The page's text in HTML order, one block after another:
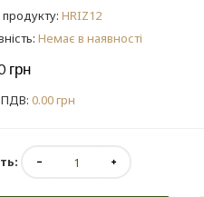
HRIZ12
Немає в наявності
грн
0.00 грн